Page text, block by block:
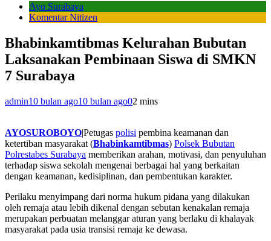
Ayo Surabaya
Komentar Nitizen
Bhabinkamtibmas Kelurahan Bubutan
Laksanakan Pembinaan Siswa di SMKN
7 Surabaya
admin10 bulan ago10 bulan ago02 mins
AYOSUROBOYO|Petugas polisi pembina keamanan dan
ketertiban masyarakat (Bhabinkamtibmas) Polsek Bubutan
Polrestabes Surabaya memberikan arahan, motivasi, dan penyuluhan
terhadap siswa sekolah mengenai berbagai hal yang berkaitan
dengan keamanan, kedisiplinan, dan pembentukan karakter.
Perilaku menyimpang dari norma hukum pidana yang dilakukan
oleh remaja atau lebih dikenal dengan sebutan kenakalan remaja
merupakan perbuatan melanggar aturan yang berlaku di khalayak
masyarakat pada usia transisi remaja ke dewasa.